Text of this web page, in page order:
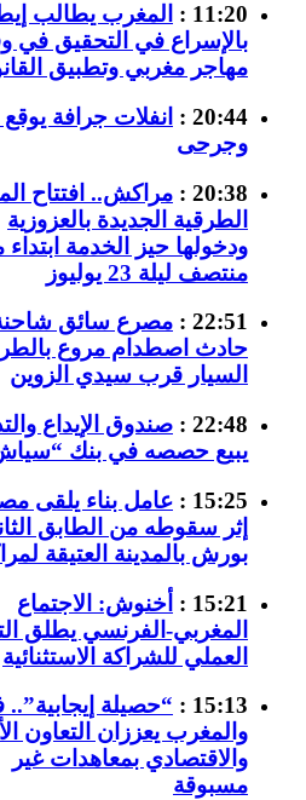
11:20 :
المغرب يطالب
بالإسراع في التحقيق في
مهاجر مغربي وتطبيق
20:44 :
وجرحى
20:38 :
مراكش.. افتتاح
الطرقية الجديدة بالعزوزية
ودخولها حيز الخدمة
منتصف ليلة 23 يوليوز
22:51 :
مصرع سائق
حادث اصطدام مروع
السيار قرب سيدي الزوين
22:48 :
صندوق الإيداع
يبيع حصصه في بنك
15:25 :
عامل بناء يلقى
إثر سقوطه من الطابق
بورش بالمدينة العتيقة
15:21 :
أخنوش: الاجتماع
المغربي-الفرنسي يطلق
العملي للشراكة الاستثنائية
15:13 :
“حصيلة إيجابية”..
والمغرب يعززان التعاون
والاقتصادي بمعاهدات غير
مسبوقة